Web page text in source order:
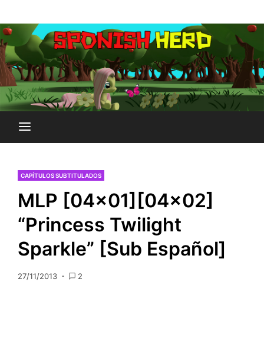
al
contenido
SPONISH HERD
CAPÍTULOS SUBTITULADOS
MLP [04×01][04×02]
“Princess Twilight
Sparkle” [Sub Español]
27/11/2013 2